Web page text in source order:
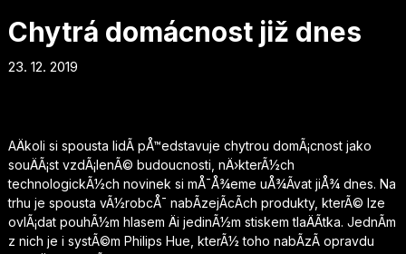
Chytrá domácnost již dnes
23. 12. 2019
AÄkoli si spousta lidÃ­ pÅ™edstavuje chytrou domÃ¡cnost jako
souÄÃ¡st vzdÃ¡lenÃ© budoucnosti, nÄ›kterÃ½ch
technologickÃ½ch novinek si mÅ¯Å¾eme uÅ¾Ã­vat jiÅ¾ dnes. Na
trhu je spousta vÃ½robcÅ¯ nabÃ­zejÃ­cÃ­ch produkty, kterÃ© lze
ovlÃ¡dat pouhÃ½m hlasem Äi jedinÃ½m stiskem tlaÄÃ­tka. JednÃ­m
z nich je i systÃ©m Philips Hue, kterÃ½ toho nabÃ­zÃ­ opravdu